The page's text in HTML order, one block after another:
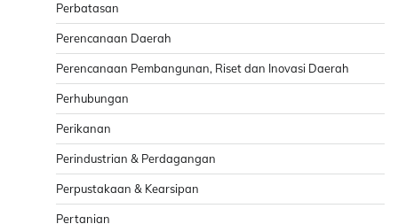
Perbatasan
Perencanaan Daerah
Perencanaan Pembangunan, Riset dan Inovasi Daerah
Perhubungan
Perikanan
Perindustrian & Perdagangan
Perpustakaan & Kearsipan
Pertanian